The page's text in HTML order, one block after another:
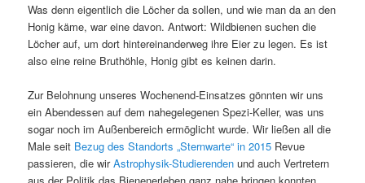
Was denn eigentlich die Löcher da sollen, und wie man da an den
Honig käme, war eine davon. Antwort: Wildbienen suchen die
Löcher auf, um dort hintereinanderweg ihre Eier zu legen. Es ist
also eine reine Bruthöhle, Honig gibt es keinen darin.
Zur Belohnung unseres Wochenend-Einsatzes gönnten wir uns
ein Abendessen auf dem nahegelegenen Spezi-Keller, was uns
sogar noch im Außenbereich ermöglicht wurde. Wir ließen all die
Male seit Bezug des Standorts „Sternwarte“ in 2015 Revue
passieren, die wirAstrophysik-Studierenden und auch Vertretern